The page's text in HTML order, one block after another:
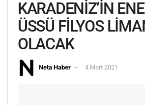
KARADENİZ’İN
ÜSSÜ FİLYOS
OLACAK
Neta Haber 4 Mart 2021